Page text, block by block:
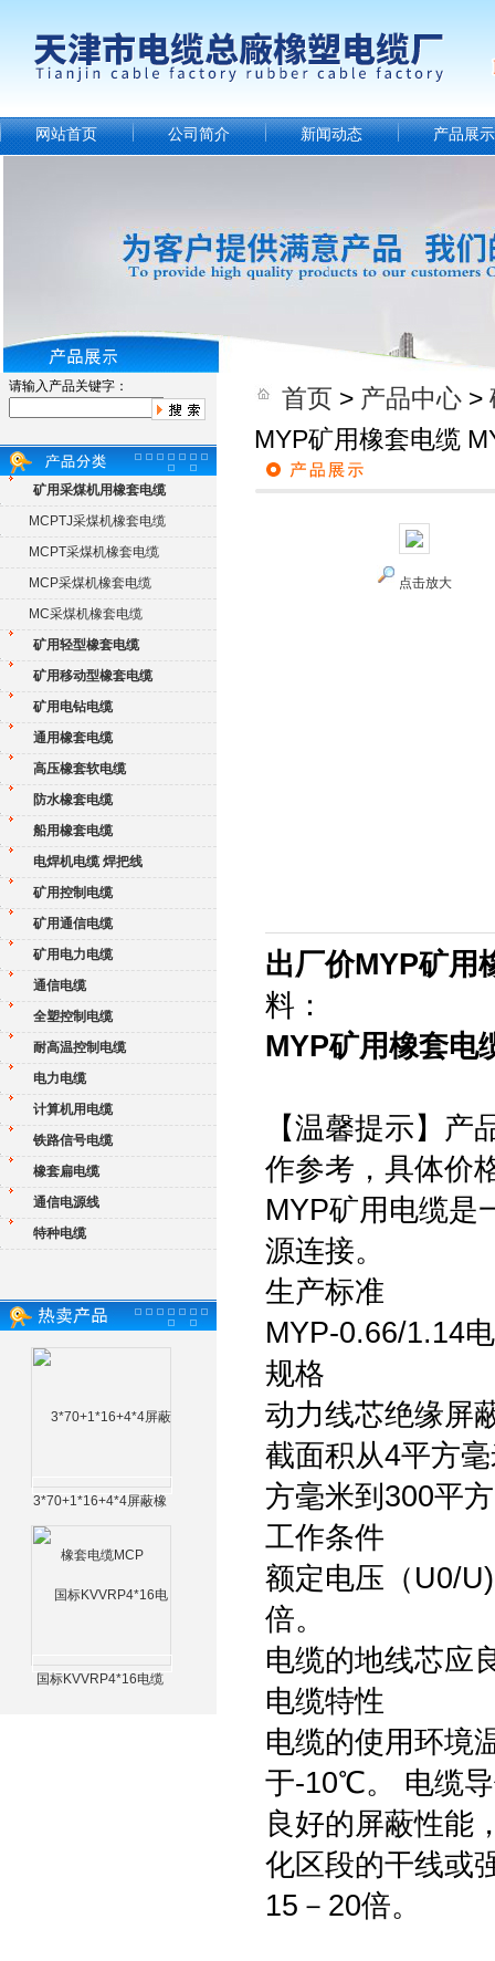
网站首页 公司简介 新闻动态 产品展示
请输入产品关键字：
矿用采煤机用橡套电缆
MCPTJ采煤机橡套电缆
MCPT采煤机橡套电缆
MCP采煤机橡套电缆
MC采煤机橡套电缆
矿用轻型橡套电缆
矿用移动型橡套电缆
矿用电钻电缆
通用橡套电缆
高压橡套软电缆
防水橡套电缆
船用橡套电缆
电焊机电缆 焊把线
矿用控制电缆
矿用通信电缆
矿用电力电缆
通信电缆
全塑控制电缆
耐高温控制电缆
电力电缆
计算机用电缆
铁路信号电缆
橡套扁电缆
通信电源线
特种电缆
3*70+1*16+4*4屏蔽橡
国标KVVRP4*16电缆
首页 > 产品中心 >
MYP矿用橡套电缆
点击放大
出厂价MYP矿用
料：
MYP矿用橡套电
【温馨提示】
作参考，具体价
MYP矿用电缆是
源连接。
生产标准
MYP-0.66/1.14
规格
动力线芯绝缘屏
截面积从4平方
方毫米到300平
工作条件
额定电压（U0/
倍。
电缆的地线芯应
电缆特性
电缆的使用环境
于-10℃。 电缆
良好的屏蔽性能
化区段的干线或
15－20倍。